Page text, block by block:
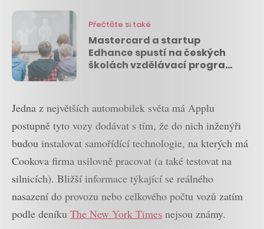
Přečtěte si také
Mastercard a startup
Edhance spustí na českých
školách vzdělávací program,
Jedna z největších automobilek světa má Applu
postupně tyto vozy dodávat s tím, že do nich inženýři
budou instalovat samořídící technologie, na kterých má
Cookova firma usilovně pracovat (a také testovat na
silnicích). Bližší informace týkající se reálného
nasazení do provozu nebo celkového počtu vozů zatím
podle deníku The New York Times nejsou známy.